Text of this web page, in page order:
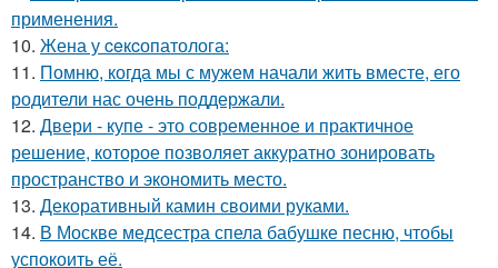
применения.
10. Жена у ceкcопатолога:
11. Помню, когда мы с мужем начали жить вместе, его
родители нас очень поддержали.
12. Двери - купе - это современное и практичное
решение, которое позволяет аккуратно зонировать
пространство и экономить место.
13. Декоративный камин своими руками.
14. В Москве медсестра спела бабушке песню, чтобы
успокоить её.